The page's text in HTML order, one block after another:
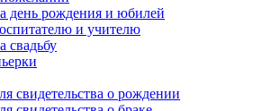
день рождения и юбилей
и учителю
свадьбу
свидетельства о рождении